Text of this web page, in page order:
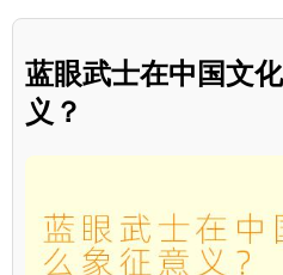
蓝眼武士在中国文
义？